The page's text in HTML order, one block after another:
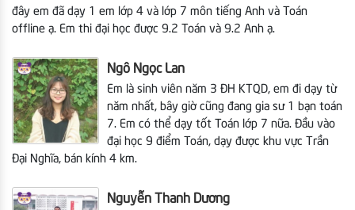
đây em đã dạy 1 em lớp 4 và lớp 7 môn tiếng Anh và Toán
offline ạ. Em thi đại học được 9.2 Toán và 9.2 Anh ạ.
Ngô Ngọc Lan
Em là sinh viên năm 3 ĐH KTQD, em đi dạy từ
năm nhất, bây giờ cũng đang gia sư 1 bạn toán
7. Em có thể dạy tốt Toán lớp 7 nữa. Đầu vào
đại học 9 điểm Toán, dạy được khu vực Trần
Đại Nghĩa, bán kính 4 km.
Nguyễn Thanh Dương